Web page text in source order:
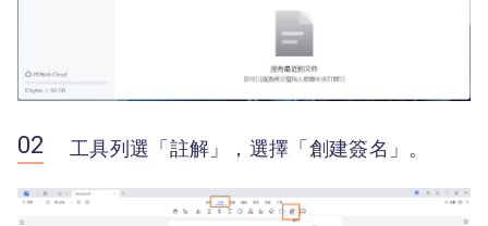
工具列選「註解」，選擇「創建簽名」。